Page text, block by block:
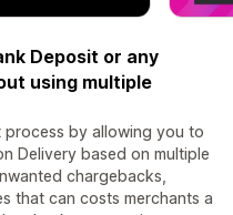
Deposit or any
using multiple
process by allowing you to
Delivery based on multiple
chargebacks,
that can costs merchants a